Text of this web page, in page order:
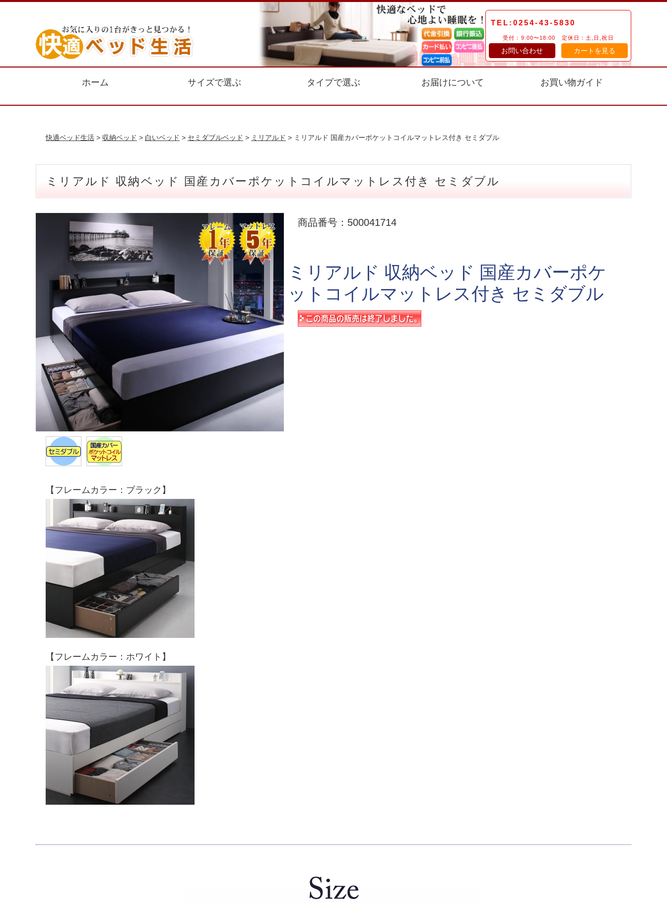
TEL:0254-43-5830
受付：9:00〜18:00 定休日：土,日,祝日
お問い合わせ カートを見る
ホーム サイズで選ぶ タイプで選ぶ お届けについて お買い物ガイド
快適ベッド生活 > 収納ベッド > 白いベッド > セミダブルベッド > ミリアルド > ミリアルド 国産カバーポケットコイルマットレス付き セミダブル
ミリアルド 収納ベッド 国産カバーポケットコイルマットレス付き セミダブル
【フレームカラー：ブラック】
【フレームカラー：ホワイト】
商品番号：500041714
ミリアルド 収納ベッド 国産カバーポケ
ットコイルマットレス付き セミダブル